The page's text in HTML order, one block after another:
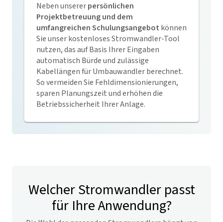
Neben unsererpersönlichen
Projektbetreuung und dem
umfangreichen Schulungsangebot können
Sie unser kostenloses Stromwandler-Tool
nutzen, das auf Basis Ihrer Eingaben
automatisch Bürde und zulässige
Kabellängen für Umbauwandler berechnet.
So vermeiden Sie Fehl­dimensionierungen,
sparen Planungszeit und erhöhen die
Betriebssicherheit Ihrer Anlage.
Welcher Stromwandler passt
für Ihre Anwendung?